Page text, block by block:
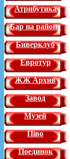
Атрибутика
Бар на районе
Биверклуб
Евротур
ЖЖ Архив
Завод
Музей
Піво
Поединок